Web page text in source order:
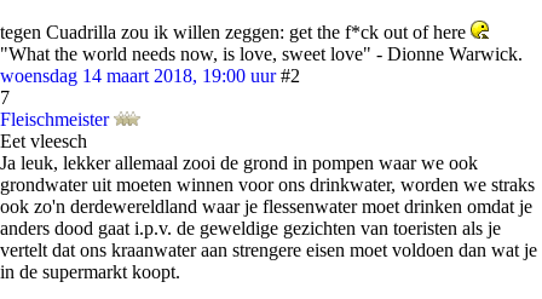
tegen Cuadrilla zou ik willen zeggen: get the f*ck out of here
"What the world needs now, is love, sweet love" - Dionne Warwick.
woensdag 14 maart 2018, 19:00 uur #2
7
Fleischmeister
Eet vleesch
Ja leuk, lekker allemaal zooi de grond in pompen waar we ook
grondwater uit moeten winnen voor ons drinkwater, worden we straks
ook zo'n derdewereldland waar je flessenwater moet drinken omdat je
anders dood gaat i.p.v. de geweldige gezichten van toeristen als je
vertelt dat ons kraanwater aan strengere eisen moet voldoen dan wat je
in de supermarkt koopt.